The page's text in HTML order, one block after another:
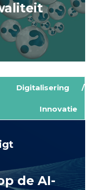
Digitalisering
Innovatie
de AI-